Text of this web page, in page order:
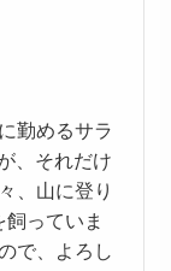
勤めるサラ
、それだけ
、山に登り
っていま
で、よろし